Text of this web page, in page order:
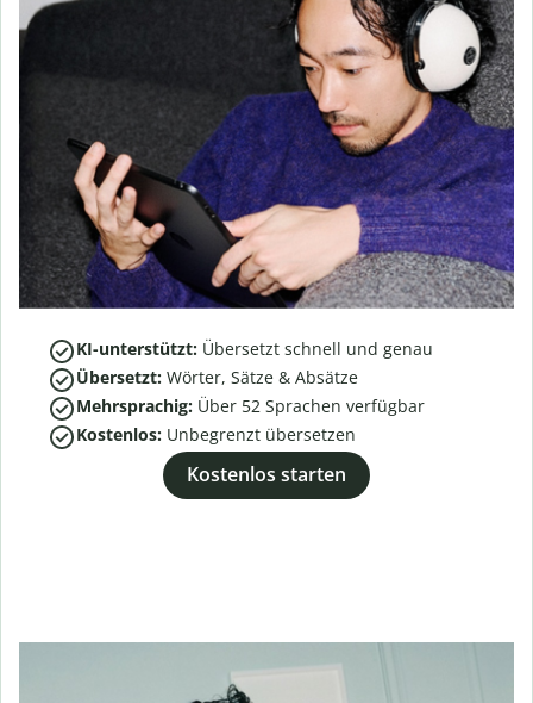
KI-unterstützt: Übersetzt schnell und genau
Übersetzt: Wörter, Sätze & Absätze
Mehrsprachig: Über 52 Sprachen verfügbar
Kostenlos: Unbegrenzt übersetzen
Kostenlos starten